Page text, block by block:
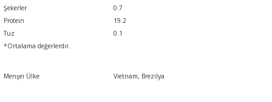
Şekerler
0.7
Protein
19.2
Tuz
0.1
*Ortalama değerlerdir.
Menşei Ülke Vietnam, Brezilya